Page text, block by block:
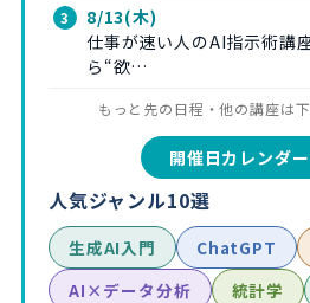
8/13(木)
仕事が速い人のAI指示術講
ら“欲…
もっと先の日程・他の講座は
開催日カレンダ
人気ジャンル10選
生成AI入門 ChatGPT
AI×データ分析
統計学